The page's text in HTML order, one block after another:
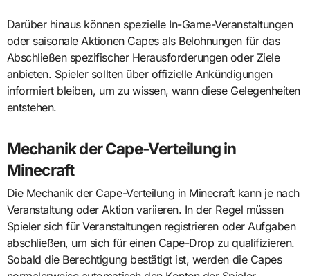
Darüber hinaus können spezielle In-Game-Veranstaltungen
oder saisonale Aktionen Capes als Belohnungen für das
Abschließen spezifischer Herausforderungen oder Ziele
anbieten. Spieler sollten über offizielle Ankündigungen
informiert bleiben, um zu wissen, wann diese Gelegenheiten
entstehen.
Mechanik der Cape-Verteilung in
Minecraft
Die Mechanik der Cape-Verteilung in Minecraft kann je nach
Veranstaltung oder Aktion variieren. In der Regel müssen
Spieler sich für Veranstaltungen registrieren oder Aufgaben
abschließen, um sich für einen Cape-Drop zu qualifizieren.
Sobald die Berechtigung bestätigt ist, werden die Capes